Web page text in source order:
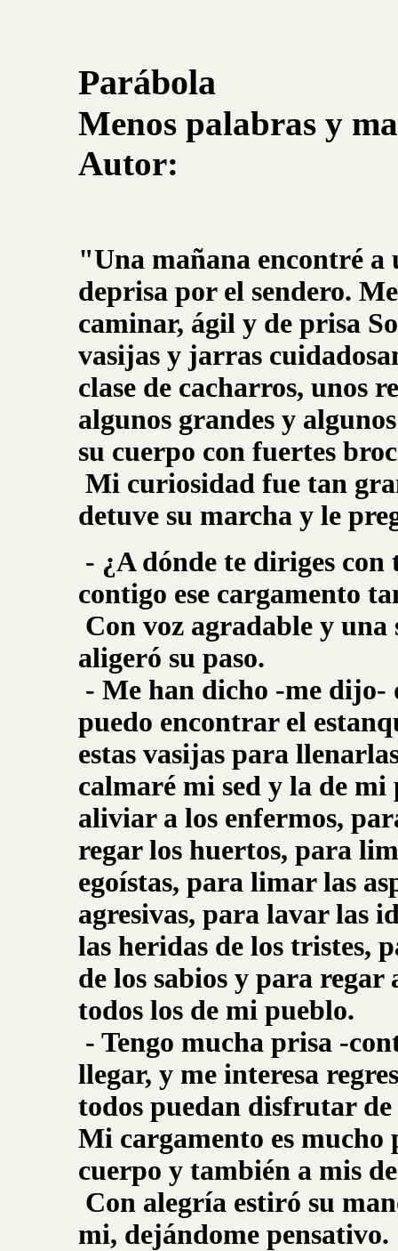
Parábola
Menos palabras y
Autor:
"Una mañana encontré a
deprisa por el sendero.
caminar, ágil y de prisa
vasijas y jarras
clase de cacharros, unos
algunos grandes y
su cuerpo con fuertes
Mi curiosidad fue tan
detuve su marcha y le
- ¿A dónde te diriges
contigo ese cargamento
Con voz agradable y
aligeró su paso.
- Me han dicho -me dijo-
puedo encontrar el
estas vasijas para
calmaré mi sed y la de
aliviar a los enfermos,
regar los huertos, para
egoístas, para limar las
agresivas, para lavar las
las heridas de los tristes,
de los sabios y para
todos los de mi pueblo.
- Tengo mucha prisa -
llegar, y me interesa
todos puedan disfrutar de
Mi cargamento es mucho
cuerpo y también a mis
Con alegría estiró su
mi, dejándome pensativo.